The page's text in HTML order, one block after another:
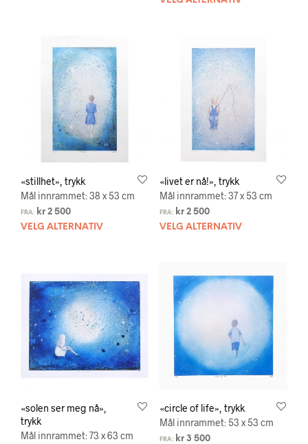
«stillhet», trykk
Mål innrammet: 38 x 53 cm
FRA: kr 2 500
VELG ALTERNATIV
«livet er nå!», trykk
Mål innrammet: 37 x 53 cm
FRA: kr2 500
VELG ALTERNATIV
«solen ser meg nå»,
trykk
Mål innrammet: 73 x 63 cm
«circle of life», trykk
Mål innrammet: 53 x 53 cm
FRA: kr3 500